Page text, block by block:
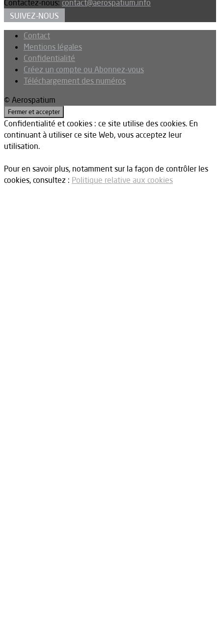
Contactez-nous: contact@aerospatium.info
SUIVEZ-NOUS
Contact
Mentions légales
Confidentialité
Créez un compte ou Abonnez-vous
Téléchargement des numéros
© Aerospatium
Confidentialité et cookies : ce site utilise des cookies. En
continuant à utiliser ce site Web, vous acceptez leur
utilisation.
Pour en savoir plus, notamment sur la façon de contrôler les
cookies, consultez : Politique relative aux cookies